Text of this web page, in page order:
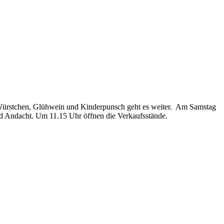
Glühwein und Kinderpunsch geht es weiter. Am Samstag
Um 11.15 Uhr öffnen die Verkaufsstände.